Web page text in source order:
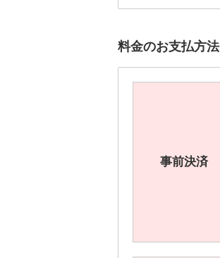
料金のお支払方法
事前決済